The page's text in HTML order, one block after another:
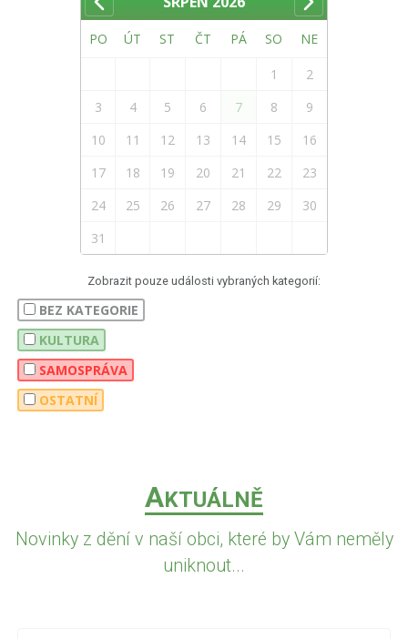
PO ÚT ST ČT PÁ SO NE
1
2
3
4 5 6 7 8
9
10
11 12 13 14 15
16
17
18 19 20 21 22
23
24
25 26 27 28 29
30
31
Zobrazit pouze události vybraných kategorií:
BEZ KATEGORIE
KULTURA
SAMOSPRÁVA
OSTATNÍ
AKTUÁLNĚ
Novinky z dění v naší obci, které by Vám neměly
uniknout...